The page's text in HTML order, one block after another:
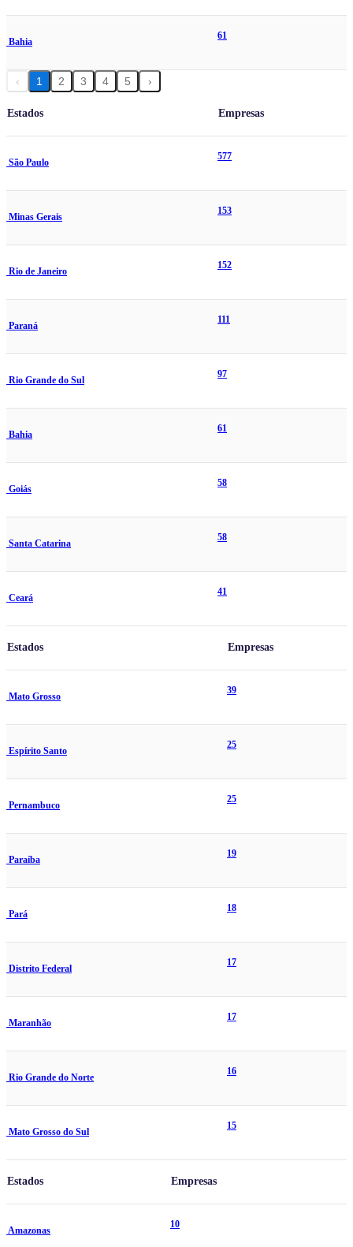
Bahia
61
‹ 1 2 3 4 5 ›
Estados Empresas
São Paulo
577
Minas Gerais
153
Rio de Janeiro
152
Paraná
111
Rio Grande do Sul
97
Bahia
61
Goiás
58
Santa Catarina
58
Ceará
41
Estados Empresas
Mato Grosso
39
Espírito Santo
25
Pernambuco
25
Paraíba
19
Pará
18
Distrito Federal
17
Maranhão
17
Rio Grande do Norte
16
Mato Grosso do Sul
15
Estados Empresas
Amazonas
10